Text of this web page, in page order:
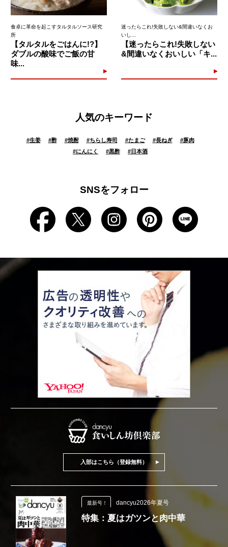
食卓に革命を起こすタルタルソース研究
所
【タルタルをごはんに!?】
ダブルの酸味でご飯の甘
味...
迷ったらこれ!失敗しない&間違いなくお
いし...
【迷ったらこれ!失敗しない
&間違いなくおいしい「キ...
人気のキーワード
#生姜 #酢 #焼酎 #ちらし寿司 #たまご #長ねぎ #豚肉
#にんにく #黒酢 # 日本酒
SNSをフォロー
入部はこちら（登録無料）
最新号！ dancyu2026年夏号
特集：夏はガツンと肉中華